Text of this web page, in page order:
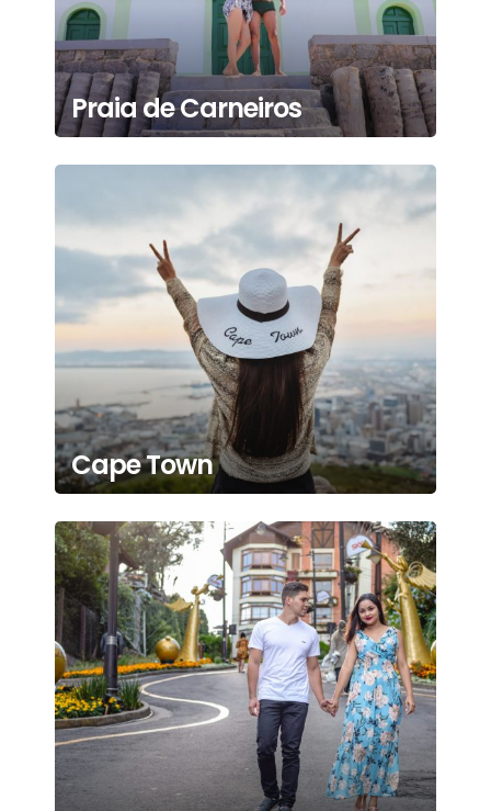
Praia de Carneiros
Cape Town